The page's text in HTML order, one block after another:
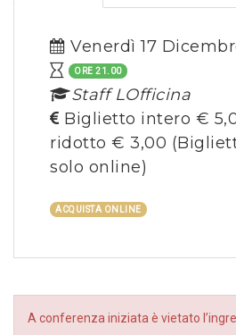
Venerdì 17
ORE 21.00
Staff LOfficina
Biglietto intero €
ridotto € 3,00
solo online)
ACQUISTA ONLINE
A conferenza iniziata è vietato